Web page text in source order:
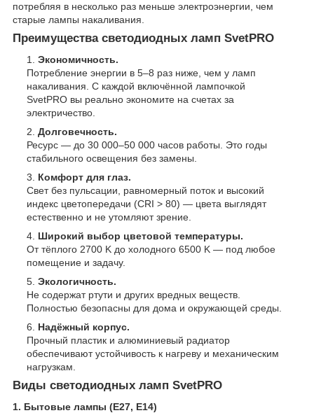
потребляя в несколько раз меньше электроэнергии, чем
старые лампы накаливания.
Преимущества светодиодных ламп SvetPRO
Экономичность.
Потребление энергии в 5–8 раз ниже, чем у ламп
накаливания. С каждой включённой лампочкой
SvetPRO вы реально экономите на счетах за
электричество.
Долговечность.
Ресурс — до 30 000–50 000 часов работы. Это годы
стабильного освещения без замены.
Комфорт для глаз.
Свет без пульсации, равномерный поток и высокий
индекс цветопередачи (CRI > 80) — цвета выглядят
естественно и не утомляют зрение.
Широкий выбор цветовой температуры.
От тёплого 2700 K до холодного 6500 K — под любое
помещение и задачу.
Экологичность.
Не содержат ртути и других вредных веществ.
Полностью безопасны для дома и окружающей среды.
Надёжный корпус.
Прочный пластик и алюминиевый радиатор
обеспечивают устойчивость к нагреву и механическим
нагрузкам.
Виды светодиодных ламп SvetPRO
1. Бытовые лампы (E27, E14)